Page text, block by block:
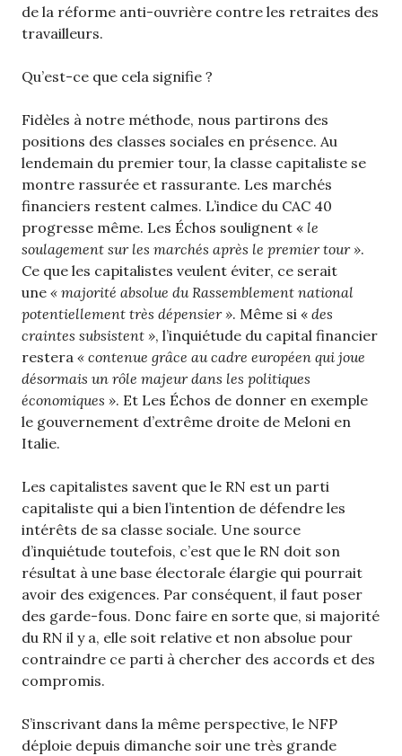
de la réforme anti-ouvrière contre les retraites des
travailleurs.
Qu’est-ce que cela signifie ?
Fidèles à notre méthode, nous partirons des
positions des classes sociales en présence. Au
lendemain du premier tour, la classe capitaliste se
montre rassurée et rassurante. Les marchés
financiers restent calmes. L’indice du CAC 40
progresse même. Les Échos soulignent « le
soulagement sur les marchés après le premier tour ».
Ce que les capitalistes veulent éviter, ce serait
une « majorité absolue du Rassemblement national
potentiellement très dépensier ». Même si « des
craintes subsistent », l’inquiétude du capital financier
restera « contenue grâce au cadre européen qui joue
désormais un rôle majeur dans les politiques
économiques ». Et Les Échos de donner en exemple
le gouvernement d’extrême droite de Meloni en
Italie.
Les capitalistes savent que le RN est un parti
capitaliste qui a bien l’intention de défendre les
intérêts de sa classe sociale. Une source
d’inquiétude toutefois, c’est que le RN doit son
résultat à une base électorale élargie qui pourrait
avoir des exigences. Par conséquent, il faut poser
des garde-fous. Donc faire en sorte que, si majorité
du RN il y a, elle soit relative et non absolue pour
contraindre ce parti à chercher des accords et des
compromis.
S’inscrivant dans la même perspective, le NFP
déploie depuis dimanche soir une très grande